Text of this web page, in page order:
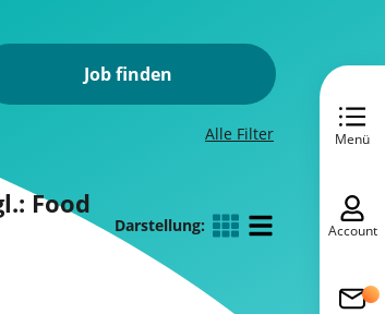
Job finden
Alle Filter
Food
Darstellung:
Menü
Account